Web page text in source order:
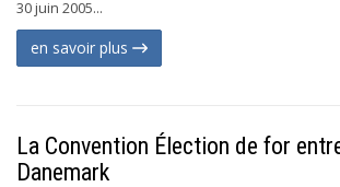
30 juin 2005...
en savoir plus
La Convention Élection de for
Danemark